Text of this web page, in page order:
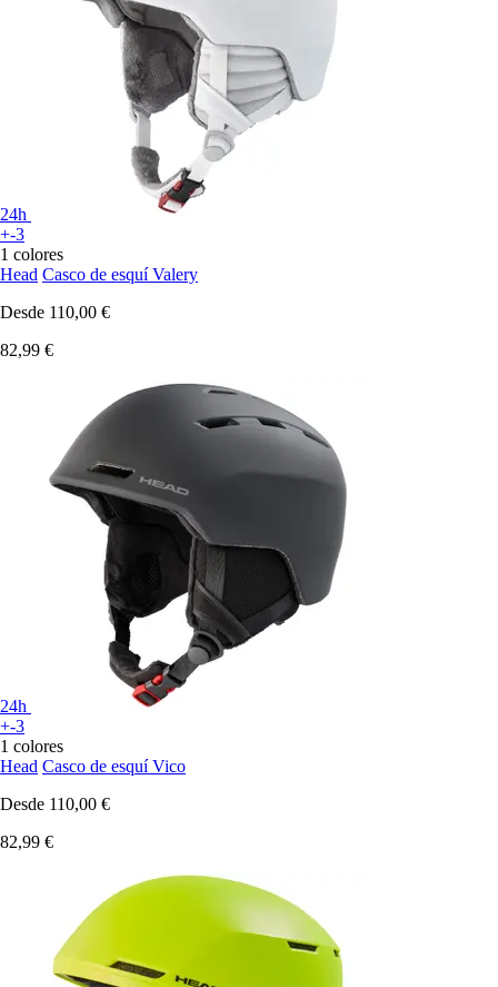
24h
+-3
1 colores
Head Casco de esquí Valery
Desde 110,00 €
82,99 €
24h
+-3
1 colores
Head Casco de esquí Vico
Desde 110,00 €
82,99 €